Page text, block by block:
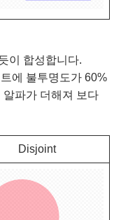
이 합성합니다.
에 불투명도가 60%
파가 더해져 보다
Disjoint